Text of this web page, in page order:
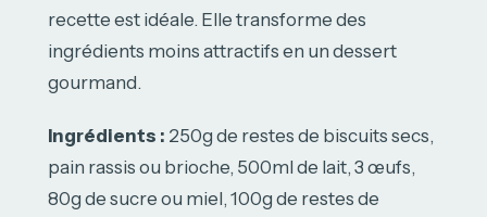
recette est idéale. Elle transforme des
ingrédients moins attractifs en un dessert
gourmand.
Ingrédients : 250g de restes de biscuits secs,
pain rassis ou brioche, 500ml de lait, 3 œufs,
80g de sucre ou miel, 100g de restes de